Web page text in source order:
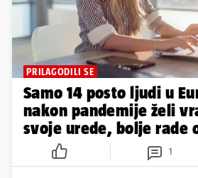
PRILAGODILI SE
Samo 14 posto ljudi u
nakon pandemije želi
svoje urede, bolje rade
1